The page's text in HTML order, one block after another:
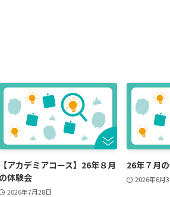
【アカデミアコース】26年８月
の体験会
2026年7月28日
26年７月
2026年6月